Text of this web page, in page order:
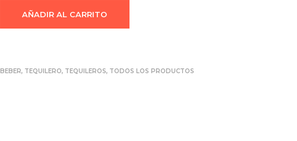
AÑADIR AL CARRITO
BEBER, TEQUILERO, TEQUILEROS, TODOS LOS PRODUCTOS